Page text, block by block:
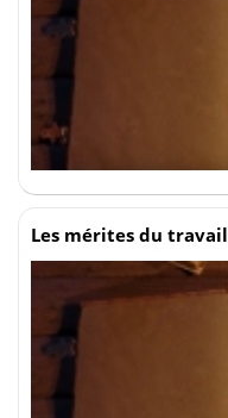
Les mérites du travail